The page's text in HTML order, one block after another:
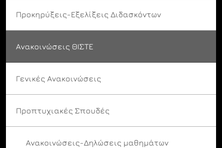
Προκηρύξεις-Εξελίξεις Διδασκόντων
Ανακοινώσεις ΘΙΣΤΕ
Γενικές Ανακοινώσεις
Προπτυχιακές Σπουδές
Ανακοινώσεις-Δηλώσεις μαθημάτων